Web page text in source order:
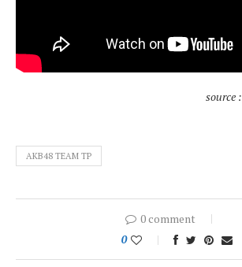
source :
AKB48 TEAM TP
0 comment
0